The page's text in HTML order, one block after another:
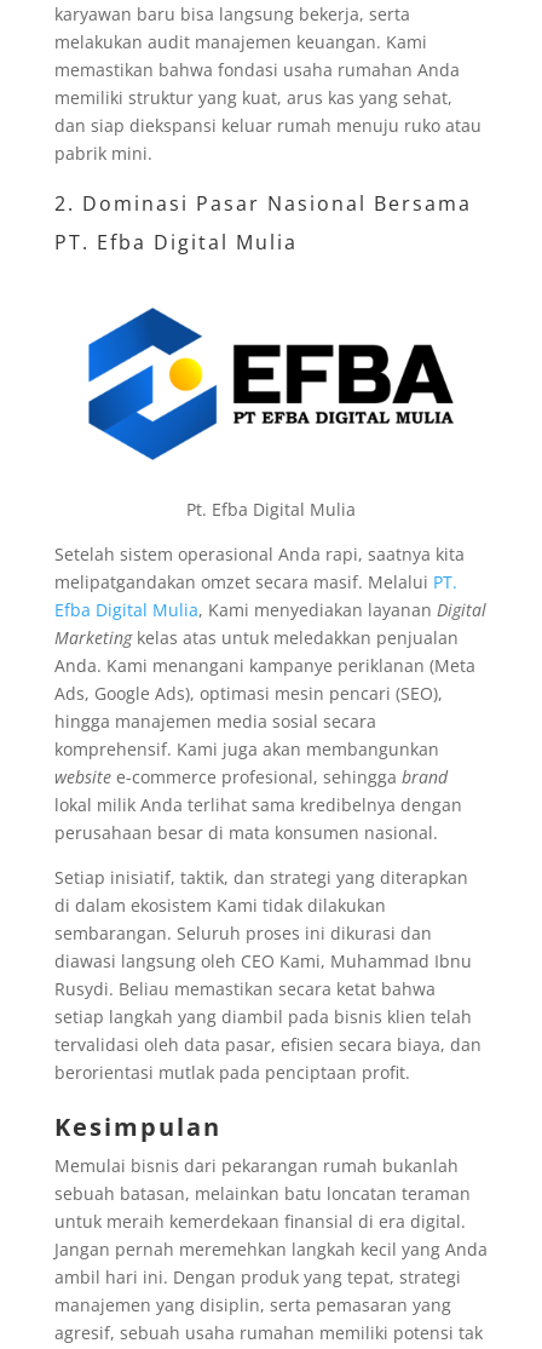
karyawan baru bisa langsung bekerja, serta
melakukan audit manajemen keuangan. Kami
memastikan bahwa fondasi usaha rumahan Anda
memiliki struktur yang kuat, arus kas yang sehat,
dan siap diekspansi keluar rumah menuju ruko atau
pabrik mini.
2. Dominasi Pasar Nasional Bersama
PT. Efba Digital Mulia
Pt. Efba Digital Mulia
Setelah sistem operasional Anda rapi, saatnya kita
melipatgandakan omzet secara masif. Melalui PT.
Efba Digital Mulia, Kami menyediakan layanan Digital
Marketingkelas atas untuk meledakkan penjualan
Anda. Kami menangani kampanye periklanan (Meta
Ads, Google Ads), optimasi mesin pencari (SEO),
hingga manajemen media sosial secara
komprehensif. Kami juga akan membangunkan
websitee-commerce profesional, sehingga brand
lokal milik Anda terlihat sama kredibelnya dengan
perusahaan besar di mata konsumen nasional.
Setiap inisiatif, taktik, dan strategi yang diterapkan
di dalam ekosistem Kami tidak dilakukan
sembarangan. Seluruh proses ini dikurasi dan
diawasi langsung oleh CEO Kami, Muhammad Ibnu
Rusydi. Beliau memastikan secara ketat bahwa
setiap langkah yang diambil pada bisnis klien telah
tervalidasi oleh data pasar, efisien secara biaya, dan
berorientasi mutlak pada penciptaan profit.
Kesimpulan
Memulai bisnis dari pekarangan rumah bukanlah
sebuah batasan, melainkan batu loncatan teraman
untuk meraih kemerdekaan finansial di era digital.
Jangan pernah meremehkan langkah kecil yang Anda
ambil hari ini. Dengan produk yang tepat, strategi
manajemen yang disiplin, serta pemasaran yang
agresif, sebuah usaha rumahan memiliki potensi tak